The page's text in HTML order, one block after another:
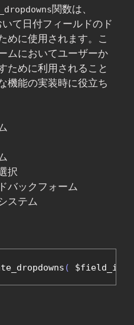
関数は、
て日付フィールドのド
めに使用されます。こ
ムにおいてユーザーか
ために利用されること
機能の実装時に役立ち
択
バックフォーム
ステム
( $field_id